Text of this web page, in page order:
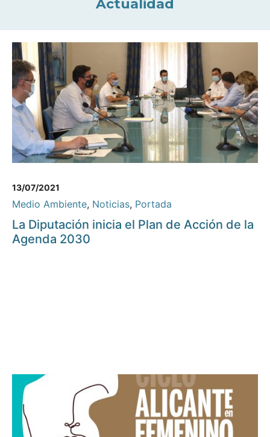
Actualidad
13/07/2021
Medio Ambiente, Noticias, Portada
La Diputación inicia el Plan de Acción de la
Agenda 2030